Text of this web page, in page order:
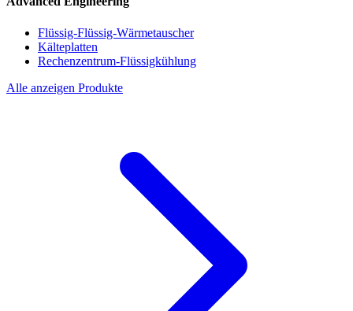
Flüssig-Flüssig-Wärmetauscher
Kälteplatten
Rechenzentrum-Flüssigkühlung
Alle anzeigen Produkte